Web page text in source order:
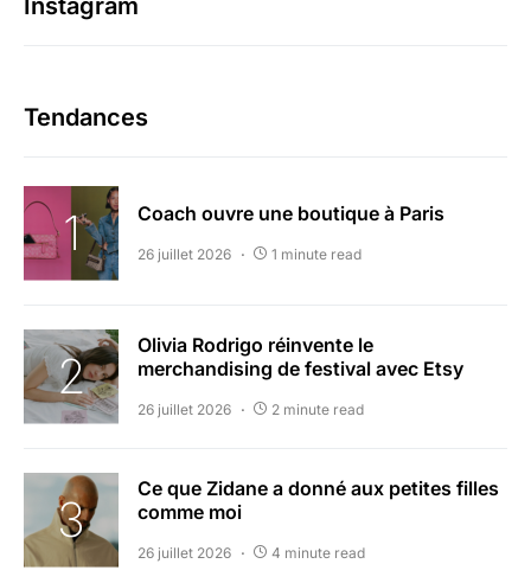
Tendances
Coach ouvre une boutique à Paris
26 juillet 2026 1 minute read
Olivia Rodrigo réinvente le
merchandising de festival avec Etsy
26 juillet 2026 2 minute read
Ce que Zidane a donné aux petites filles
comme moi
26 juillet 2026 4 minute read